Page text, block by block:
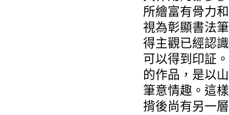
所繪富有骨力
視為彰顯書法
得主觀已經認
可以得到印証
的作品，是以
筆意情趣。這
揹後尚有另一